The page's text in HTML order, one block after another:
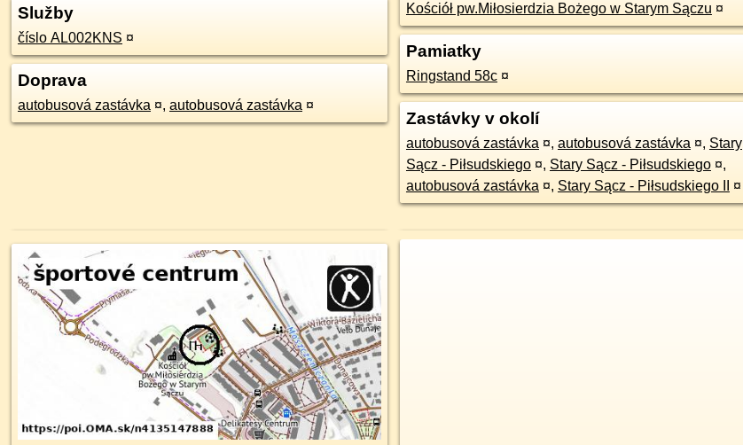
Služby
číslo AL002KNS ¤
Doprava
autobusová zastávka ¤, autobusová zastávka ¤
Kościół pw.Miłosierdzia Bożego w Starym Sączu ¤
Pamiatky
Ringstand 58c ¤
Zastávky v okolí
autobusová zastávka ¤, autobusová zastávka ¤, Stary
Sącz - Piłsudskiego ¤, Stary Sącz - Piłsudskiego ¤,
autobusová zastávka ¤, Stary Sącz - Piłsudskiego II ¤